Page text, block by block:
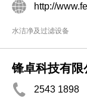
http://
水洁净及过滤设备
锋卓科技有限
2543 1898